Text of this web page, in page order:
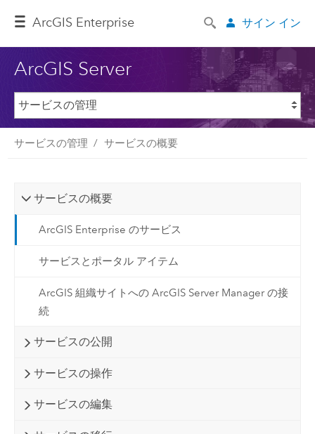
ArcGIS Enterprise サイン イン
ArcGIS Server
サービスの管理 サービスの概要
サービスの概要
ArcGIS Enterprise のサービス
サービスとポータル アイテム
ArcGIS 組織サイトへの ArcGIS Server Manager の接
続
サービスの公開
サービスの操作
サービスの編集